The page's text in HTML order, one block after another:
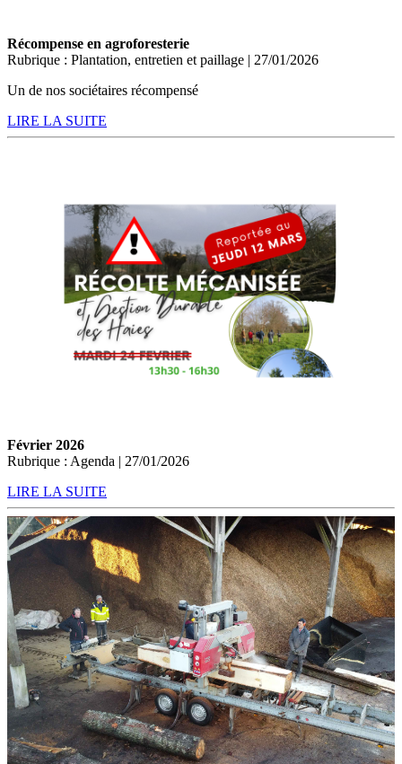
Récompense en agroforesterie
Rubrique : Plantation, entretien et paillage | 27/01/2026
Un de nos sociétaires récompensé
LIRE LA SUITE
Février 2026
Rubrique : Agenda | 27/01/2026
LIRE LA SUITE